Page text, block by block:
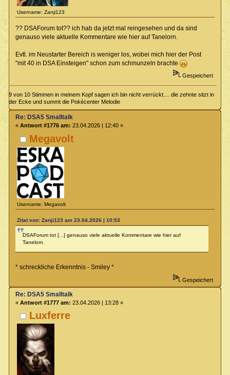
Username: Zanji123
?? DSAForum tot?? ich hab da jetzt mal reingesehen und da sind
genauso viele aktuelle Kommentare wie hier auf Tanelorn.
Evtl. im Neustarter Bereich is weniger los, wobei mich hier der Post
"mit 40 in DSA Einsteigen" schon zum schmunzeln brachte
Gespeichert
9 von 10 Stimmen in meinem Kopf sagen ich bin nicht verrückt.... die zehnte sitzt in
der Ecke und summt die Pokécenter Melodie
Megavolt
Username: Megavolt
Re: DSA5 Smalltalk
« Antwort #1776 am: 23.04.2026 | 12:40 »
Zitat von: Zanji123 am 23.04.2026 | 10:53
DSAForum tot [...] genauso viele aktuelle Kommentare wie hier auf
Tanelorn.
* schreckliche Erkenntnis - Smiley *
Gespeichert
Luxferre
Re: DSA5 Smalltalk
« Antwort #1777 am: 23.04.2026 | 13:28 »